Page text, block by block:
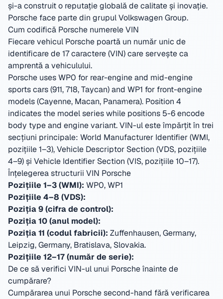
și-a construit o reputație globală de calitate și inovație.
Porsche face parte din grupul Volkswagen Group.
Cum codifică Porsche numerele VIN
Fiecare vehicul Porsche poartă un număr unic de
identificare de 17 caractere (VIN) care servește ca
amprentă a vehiculului.
Porsche uses WP0 for rear-engine and mid-engine
sports cars (911, 718, Taycan) and WP1 for front-engine
models (Cayenne, Macan, Panamera). Position 4
indicates the model series while positions 5-6 encode
body type and engine variant.VIN-ul este împărțit în trei
secțiuni principale: World Manufacturer Identifier (WMI,
pozițiile 1–3), Vehicle Descriptor Section (VDS, pozițiile
4–9) și Vehicle Identifier Section (VIS, pozițiile 10–17).
Înțelegerea structurii VIN Porsche
Pozițiile 1–3 (WMI): WP0, WP1
Pozițiile 4–8 (VDS):
Poziția 9 (cifra de control):
Poziția 10 (anul model):
Poziția 11 (codul fabricii): Zuffenhausen, Germany,
Leipzig, Germany, Bratislava, Slovakia.
Pozițiile 12–17 (număr de serie):
De ce să verifici VIN-ul unui Porsche înainte de
cumpărare?
Cumpărarea unui Porsche second-hand fără verificarea